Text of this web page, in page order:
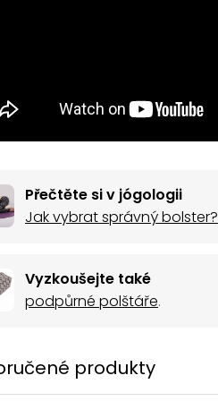
Přečtěte si v jógologii
Jak vybrat správný bolster?
Vyzkoušejte také
podpůrné polštáře.
produkty